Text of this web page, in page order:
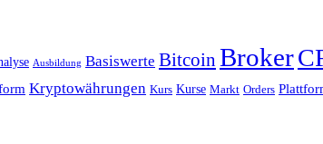
Ausbildung Basiswerte Bitcoin Broker
Kryptowährungen Kurs Kurse Markt Orders